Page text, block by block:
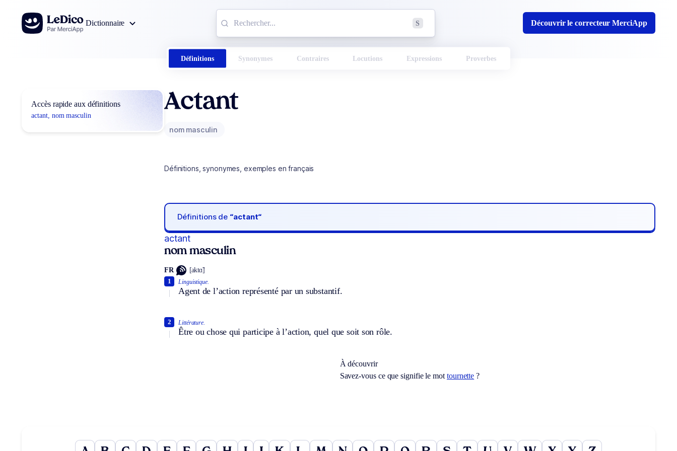
Aller au contenu
Dictionnaire
S Découvrir le correcteur MerciApp
Définitions Synonymes Contraires Locutions Expressions Proverbes
Accès rapide aux définitions
actant, nom masculin
Actant
nom masculin
Définitions, synonymes, exemples en français
Définitions de “actant“
actant
nom masculin
FR [aktɑ̃]
Linguistique.
Agent de l’action représenté par un substantif.
1
Littérature.
Être ou chose qui participe à l’action, quel que soit son rôle.
2
À découvrir
Savez-vous ce que signifie le mot tournette ?